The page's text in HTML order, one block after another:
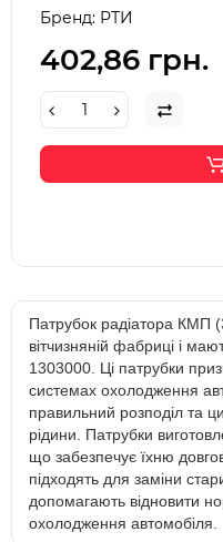
Бренд: РТИ
402,86 грн.
Патрубок радіатора КМП
вітчизняній фабриці і
1303000. Ці патрубки
системах охолодження
правильний розподіл та
рідини. Патрубки
що забезпечує їхню
підходять для заміни
допомагають відновити
охолодження автомобіля.